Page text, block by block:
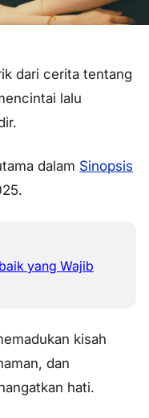
dari cerita tentang
lalu
dalam Sinopsis
yang Wajib
kisah
dan
hati.